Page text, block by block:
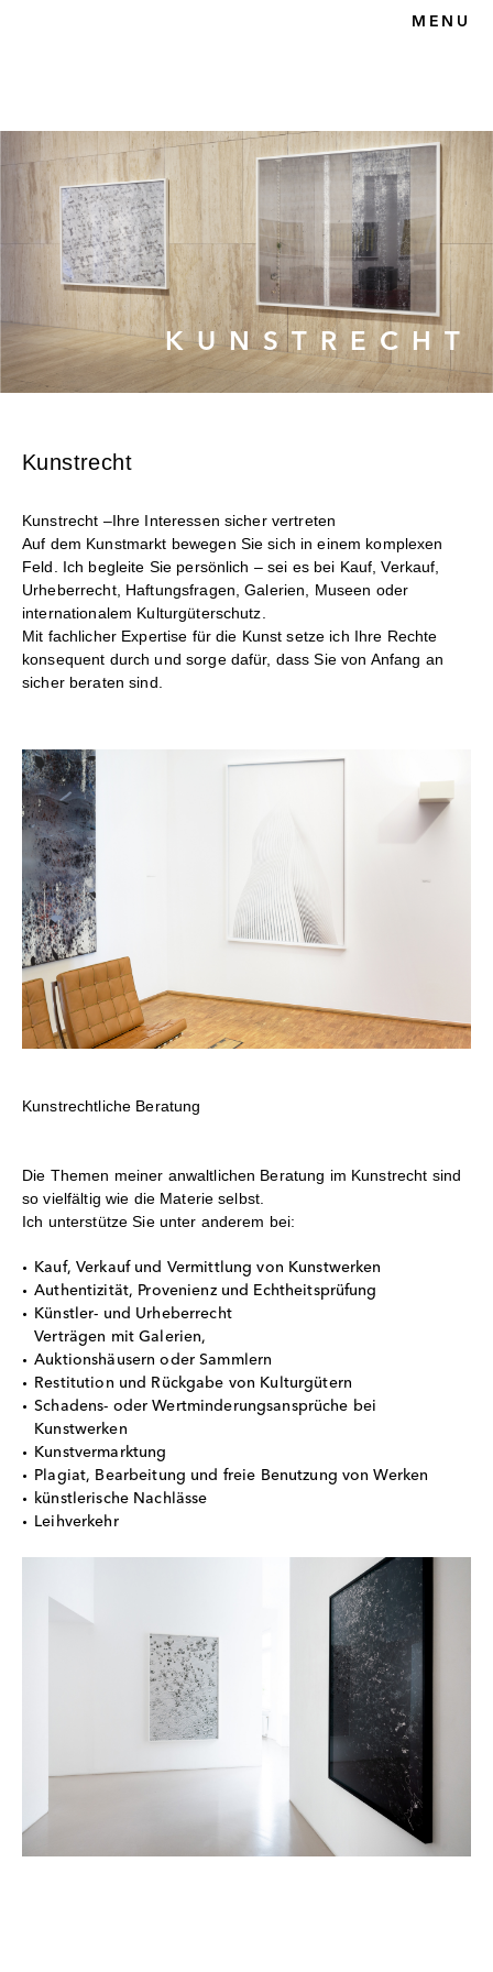
KARRIERE
RECHTSGEBIETE
KUNSTRECHT
ERBRECHT &
NACHLASSPFLEGSCH
KONTAKT
MENU
KUNSTRECHT
Kunstrecht
Kunstrecht –Ihre Interessen sicher vertreten
Auf dem Kunstmarkt bewegen Sie sich in einem komplexen
Feld. Ich begleite Sie persönlich – sei es bei Kauf, Verkauf,
Urheberrecht, Haftungsfragen, Galerien, Museen oder
internationalem Kulturgüterschutz.
Mit fachlicher Expertise für die Kunst setze ich Ihre Rechte
konsequent durch und sorge dafür, dass Sie von Anfang an
sicher beraten sind.
Kunstrechtliche Beratung
Die Themen meiner anwaltlichen Beratung im Kunstrecht sind
so vielfältig wie die Materie selbst.
Ich unterstütze Sie unter anderem bei:
Kauf, Verkauf und Vermittlung von Kunstwerken
Authentizität, Provenienz und Echtheitsprüfung
Künstler- und Urheberrecht
Verträgen mit Galerien,
Auktionshäusern oder Sammlern
Restitution und Rückgabe von Kulturgütern
Schadens- oder Wertminderungsansprüche bei
Kunstwerken
Kunstvermarktung
Plagiat, Bearbeitung und freie Benutzung von Werken
künstlerische Nachlässe
Leihverkehr